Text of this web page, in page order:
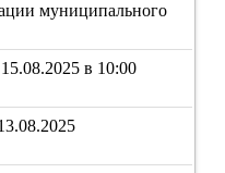
муниципального
в 10:00